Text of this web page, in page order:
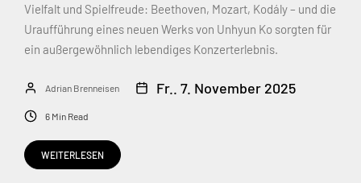
Vielfalt und Spielfreude: Beethoven, Mozart, Kodály – und die
Uraufführung eines neuen Werks von Unhyun Ko sorgten für
ein außergewöhnlich lebendiges Konzerterlebnis.
Adrian Brenneisen Fr.. 7. November 2025
6 Min Read
WEITERLESEN